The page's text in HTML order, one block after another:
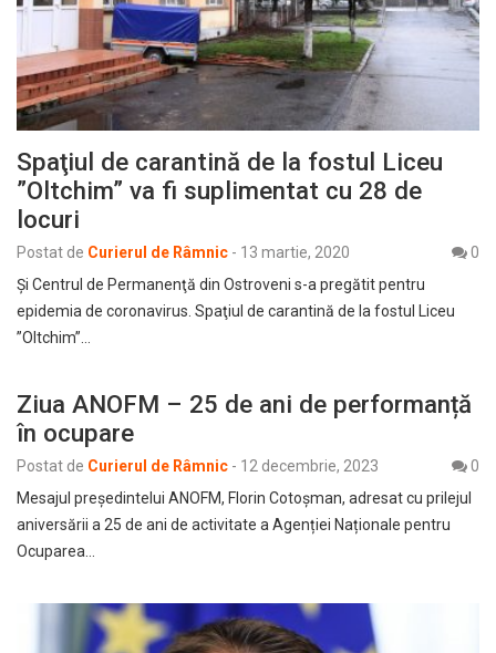
Spaţiul de carantină de la fostul Liceu
”Oltchim” va fi suplimentat cu 28 de
locuri
Postat de Curierul de Râmnic - 13 martie, 2020
0
Şi Centrul de Permanenţă din Ostroveni s-a pregătit pentru
epidemia de coronavirus. Spaţiul de carantină de la fostul Liceu
”Oltchim”…
Ziua ANOFM – 25 de ani de performanță
în ocupare
Postat de Curierul de Râmnic - 12 decembrie, 2023
0
Mesajul președintelui ANOFM, Florin Cotoșman, adresat cu prilejul
aniversării a 25 de ani de activitate a Agenției Naționale pentru
Ocuparea…